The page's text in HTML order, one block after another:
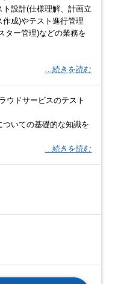
ト設計(仕様理解、計画立
作成)やテスト進行管理
ター管理)などの業務を
…続きを読む
ウドサービスのテスト
ついての基礎的な知識を
…続きを読む